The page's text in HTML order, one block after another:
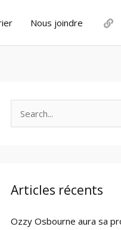
Nous joindre
c
f
Articles récents
Ozzy Osbourne aura sa